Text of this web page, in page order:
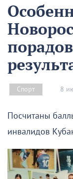
Спорт 8
Посчитаны
инвалидов